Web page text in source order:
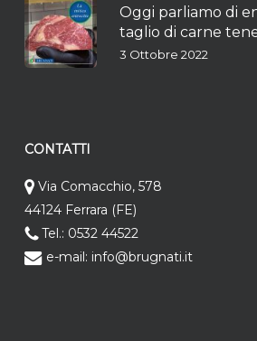
Oggi parliamo di
taglio di carne
3 Ottobre 2022
CONTATTI
Via Comacchio, 578
44124 Ferrara (FE)
Tel.: 0532 44522
e-mail: info@brugnati.it